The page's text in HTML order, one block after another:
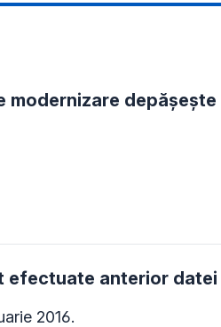
modernizare
anterior datei
2016.